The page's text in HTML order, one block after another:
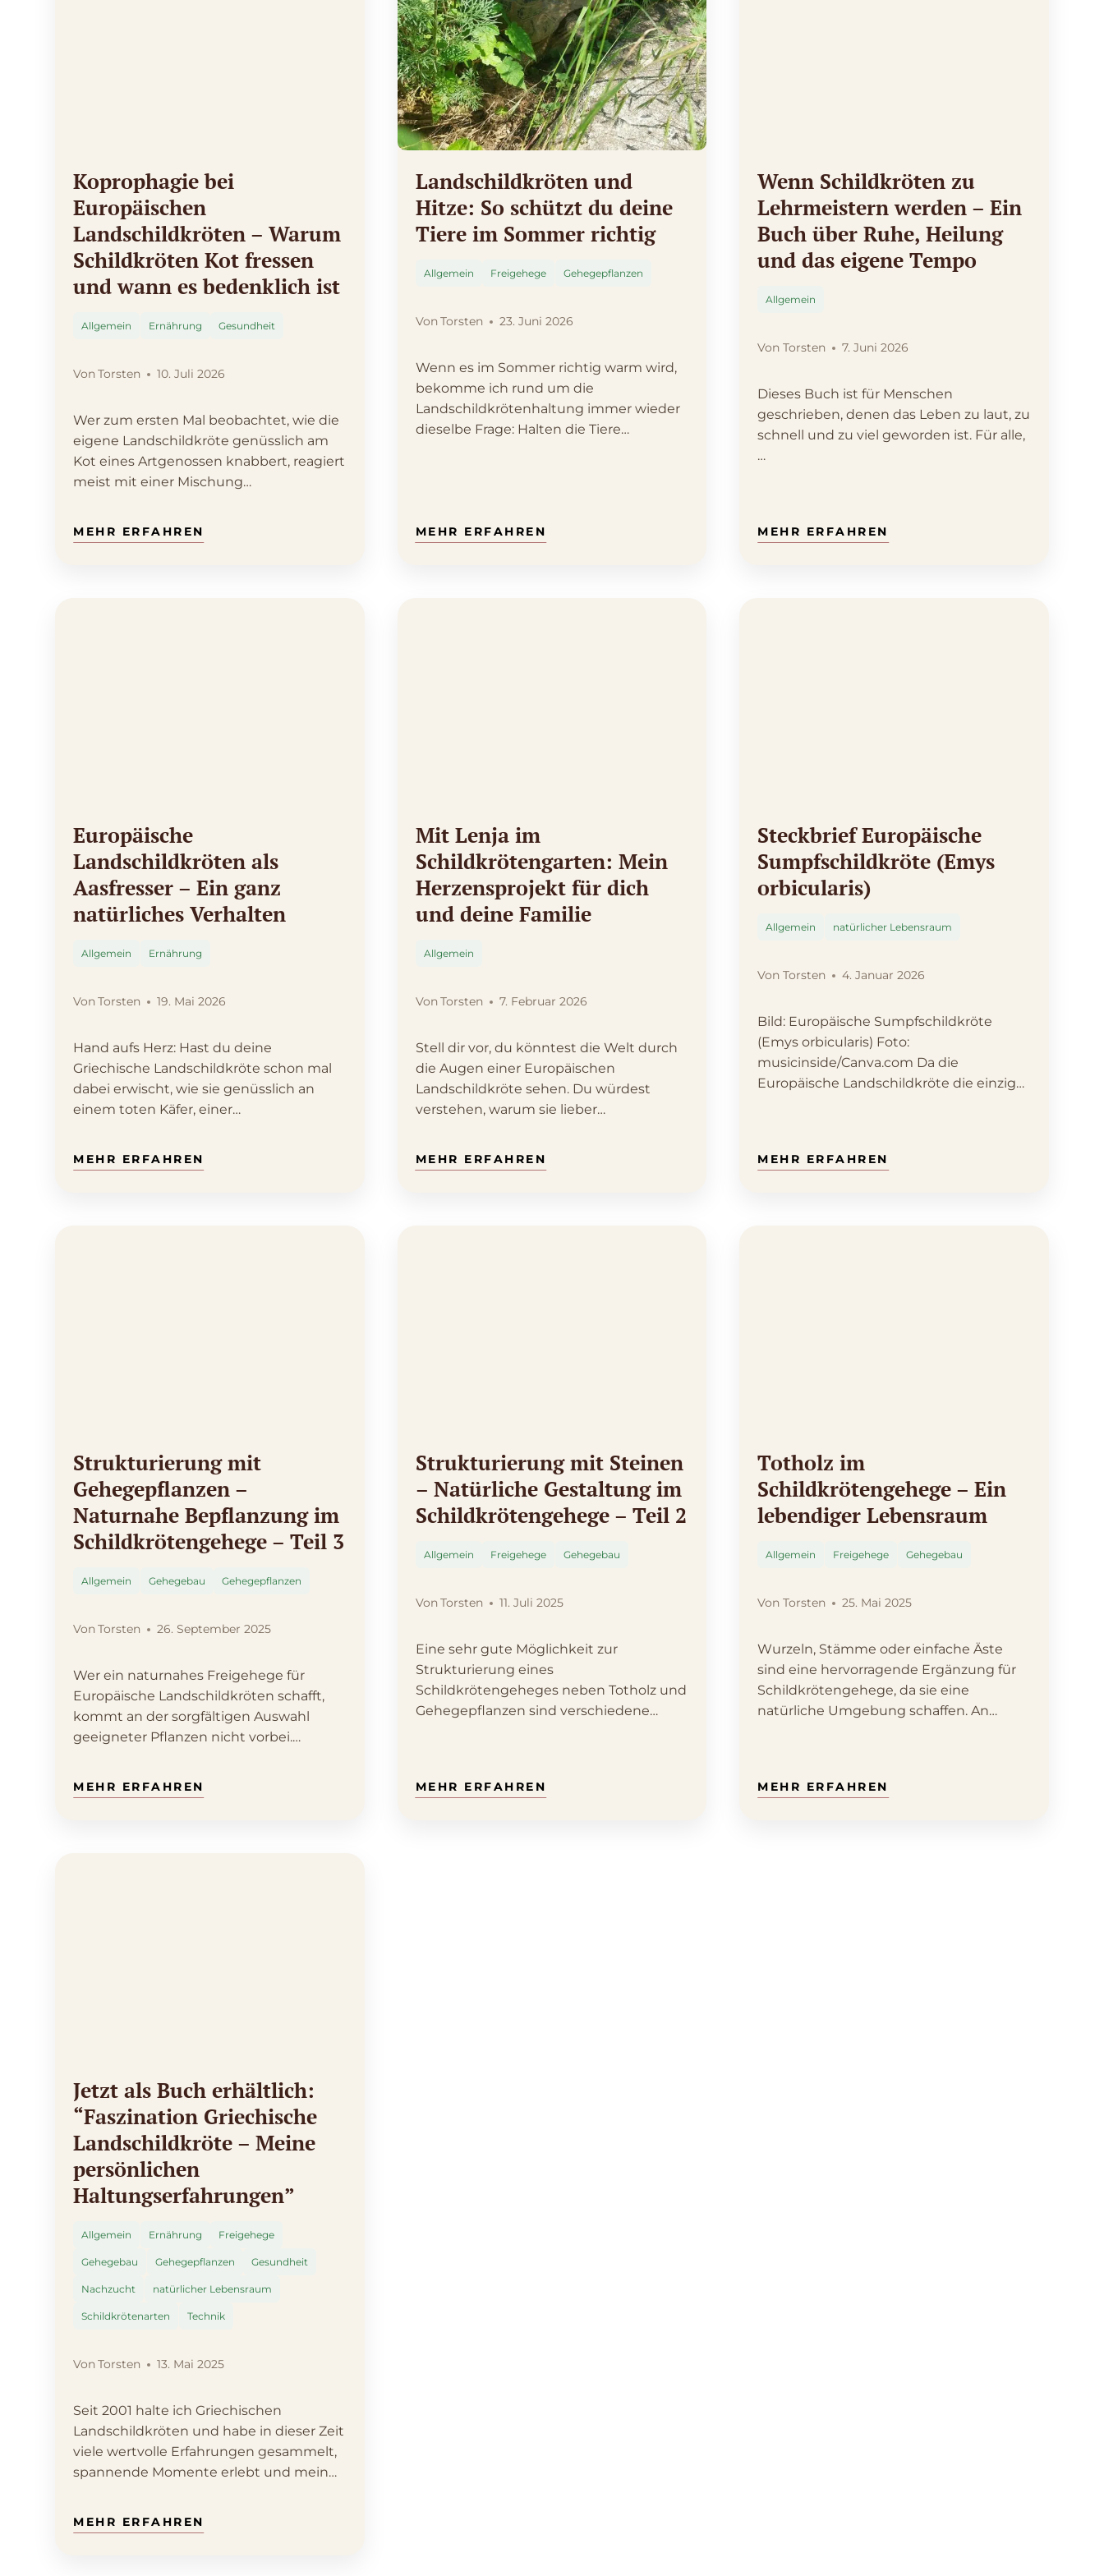
Allgemein Ernährung Gesundheit
Koprophagie bei
Europäischen
Landschildkröten – Warum
Schildkröten Kot fressen
und wann es bedenklich ist
Von Torsten 10. Juli 2026
Wer zum ersten Mal beobachtet, wie die
eigene Landschildkröte genüsslich am
Kot eines Artgenossen knabbert, reagiert
meist mit einer Mischung…
Allgemein Freigehege Gehegepflanzen
Landschildkröten und
Hitze: So schützt du deine
Tiere im Sommer richtig
Von Torsten 23. Juni 2026
Wenn es im Sommer richtig warm wird,
bekomme ich rund um die
Landschildkrötenhaltung immer wieder
dieselbe Frage: Halten die Tiere…
Allgemein
Wenn Schildkröten zu
Lehrmeistern werden – Ein
Buch über Ruhe, Heilung
und das eigene Tempo
Von Torsten 7. Juni 2026
Dieses Buch ist für Menschen
geschrieben, denen das Leben zu laut, zu
schnell und zu viel geworden ist. Für alle,
…
Allgemein Ernährung
Europäische
Landschildkröten als
Aasfresser – Ein ganz
natürliches Verhalten
Von Torsten 19. Mai 2026
Hand aufs Herz: Hast du deine
Griechische Landschildkröte schon mal
dabei erwischt, wie sie genüsslich an
einem toten Käfer, einer…
Allgemein
Mit Lenja im
Schildkrötengarten: Mein
Herzensprojekt für dich
und deine Familie
Von Torsten 7. Februar 2026
Stell dir vor, du könntest die Welt durch
die Augen einer Europäischen
Landschildkröte sehen. Du würdest
verstehen, warum sie lieber…
Allgemein natürlicher Lebensraum
Steckbrief Europäische
Sumpfschildkröte (Emys
orbicularis)
Von Torsten 4. Januar 2026
Bild: Europäische Sumpfschildkröte
(Emys orbicularis) Foto:
musicinside/Canva.com Da die
Europäische Landschildkröte die einzige
Allgemein Gehegebau Gehegepflanzen
Strukturierung mit
Gehegepflanzen –
Naturnahe Bepflanzung im
Schildkrötengehege – Teil 3
Von Torsten 26. September 2025
Wer ein naturnahes Freigehege für
Europäische Landschildkröten schafft,
kommt an der sorgfältigen Auswahl
geeigneter Pflanzen nicht vorbei.
Allgemein Freigehege Gehegebau
Strukturierung mit Steinen
– Natürliche Gestaltung im
Schildkrötengehege – Teil 2
Von Torsten 11. Juli 2025
Eine sehr gute Möglichkeit zur
Strukturierung eines
Schildkrötengeheges neben Totholz und
Gehegepflanzen sind verschiedene
Allgemein Freigehege Gehegebau
Totholz im
Schildkrötengehege – Ein
lebendiger Lebensraum
Von Torsten 25. Mai 2025
Wurzeln, Stämme oder einfache Äste
sind eine hervorragende Ergänzung für
Schildkrötengehege, da sie eine
natürliche Umgebung schaffen. An
Allgemein Ernährung Freigehege
Gehegebau Gehegepflanzen Gesundheit
Nachzucht natürlicher Lebensraum
Schildkrötenarten Technik
Jetzt als Buch erhältlich:
“Faszination Griechische
Landschildkröte – Meine
persönlichen
Haltungserfahrungen”
Von Torsten 13. Mai 2025
Seit 2001 halte ich Griechischen
Landschildkröten und habe in dieser Zeit
viele wertvolle Erfahrungen gesammelt,
spannende Momente erlebt und mein…